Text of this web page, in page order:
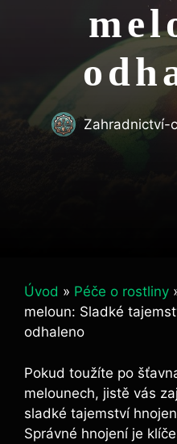
Zahradnictví-
Úvod » Péče o rostliny
meloun: Sladké
odhaleno
Pokud toužíte po⁤
melounech, jistě vás
⁤sladké⁤ tajemství
Správné hnojení‌ je